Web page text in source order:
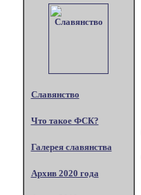
Славянство
Что такое ФСК?
Галерея славянства
Архив 2020 года